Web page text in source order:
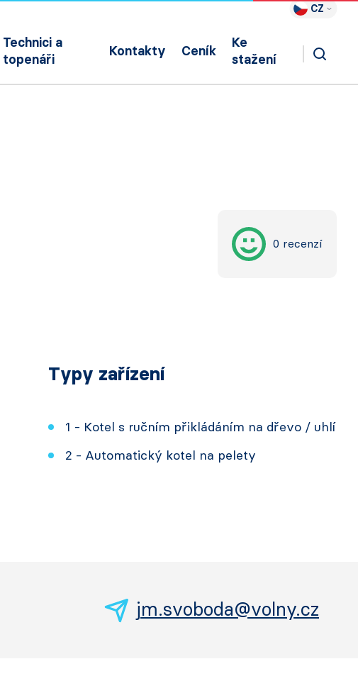
CZ
Technici a
topenáři
Kontakty Ceník
Ke
stažení
0 recenzí
Typy zařízení
1 - Kotel s ručním přikládáním na dřevo / uhlí
2 - Automatický kotel na pelety
jm.svoboda@volny.cz